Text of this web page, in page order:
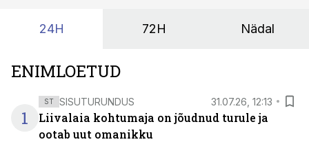
24H 72H Nädal
ENIMLOETUD
1
ST SISUTURUNDUS 31.07.26, 12:13
Liivalaia kohtumaja on jõudnud turule ja
ootab uut omanikku